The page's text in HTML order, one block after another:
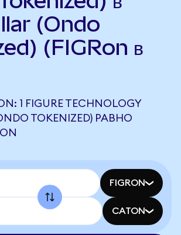
(Ondo
(FIGRon в
1 FIGURE TECHNOLOGY
TOKENIZED) РАВНО
FIGRON
CATON